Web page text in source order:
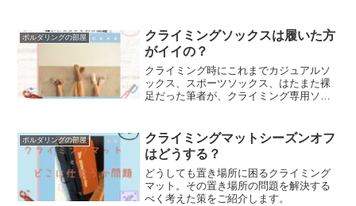
ボルダリングの部屋
クライミングソックスは履いた方
がイイの？
クライミング時にこれまでカジュアルソ
ックス、スポーツソックス、はたまた裸
足だった筆者が、クライミング専用ソッ
ボルダリングの部屋
クライミングマットシーズンオフ
はどうする？
どうしても置き場所に困るクライミング
マット。その置き場所の問題を解決する
べく考えた策をご紹介します。